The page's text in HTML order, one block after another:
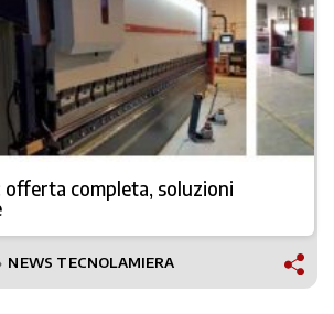
offerta completa, soluzioni
NEWS TECNOLAMIERA